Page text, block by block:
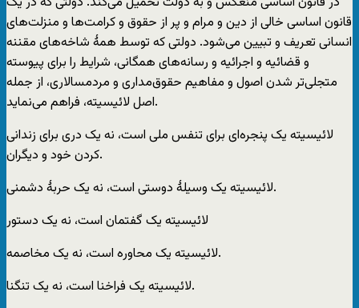
قانون اساسی خالی از دین و مرام و پر از حقوق و کرامت‌ها و منزلت‌های
انسانی تعریف و تبیین می‌شود. دولتی که توسط همۀ شاخه‌های مقننه
و قضائیه و اجرائیه و رسانه‌های همگانی، شرایط را برای پیوسته
متجلی‌تر شدن اصول و مفاهیم حقوق‌مداری و مردمسالاری، از جمله
اصل لائیسیته، فراهم می‌نماید.
لائیسیته یک پنجره‌ای برای تنفس ملی است، نه یک دری برای زندانی
کردن خود و دیگران.
لائیسیته یک وسیلۀ دوستی است، نه یک حربۀ دشمنی.
لائیسیته یک گفتمان است، نه یک دستور
لائیسیته یک محاوره است، نه یک مخاصمه.
لائیسیته یک فراخنا است، نه یک تنگنا.